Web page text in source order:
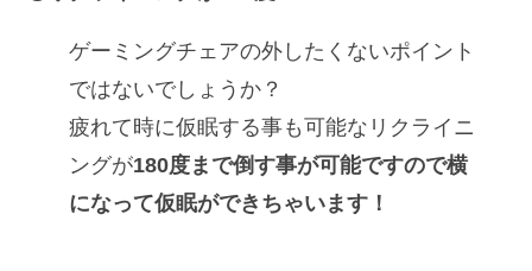
ゲーミングチェアの外したくないポイント
ではないでしょうか？
疲れて時に仮眠する事も可能なリクライニ
ングが180度まで倒す事が可能ですので横
になって仮眠ができちゃいます！